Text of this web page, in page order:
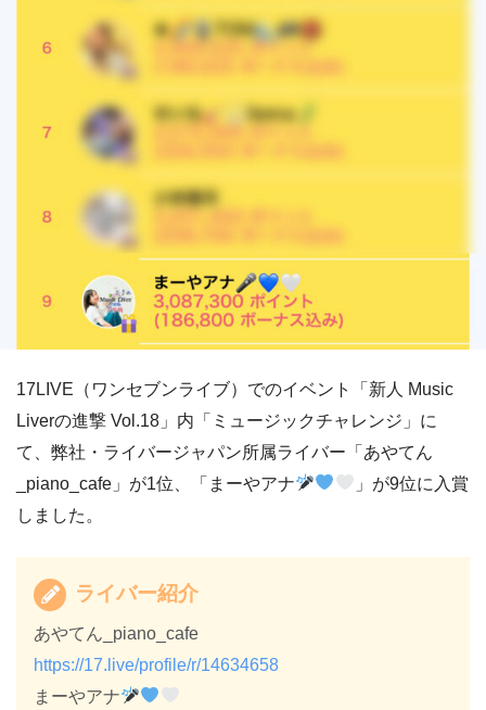
17LIVE（ワンセブンライブ）でのイベント「新人 Music
Liverの進撃 Vol.18」内「ミュージックチャレンジ」に
て、弊社・ライバージャパン所属ライバー「あやてん
_piano_cafe」が1位、「まーやアナ
」が9位に入賞
しました。
ライバー紹介
あやてん_piano_cafe
https://17.live/profile/r/14634658
まーやアナ